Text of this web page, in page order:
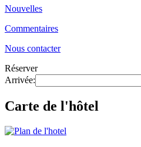
Nouvelles
Commentaires
Nous contacter
Réserver
Arrivée:
Carte de l'hôtel